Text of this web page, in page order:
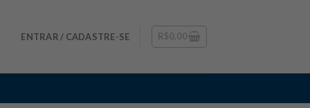
ENTRAR / CADASTRE-SE R$0,00